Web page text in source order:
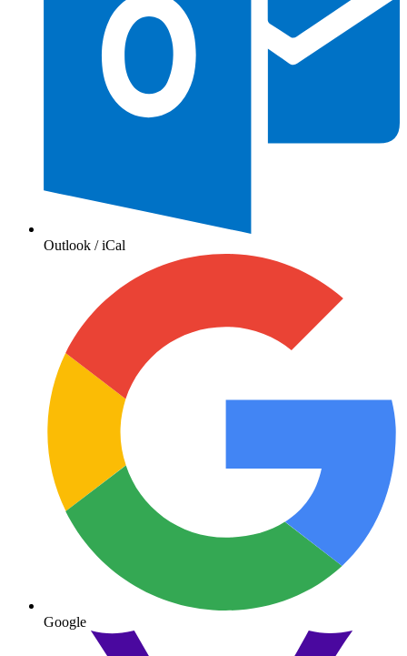
Outlook / iCal
Google